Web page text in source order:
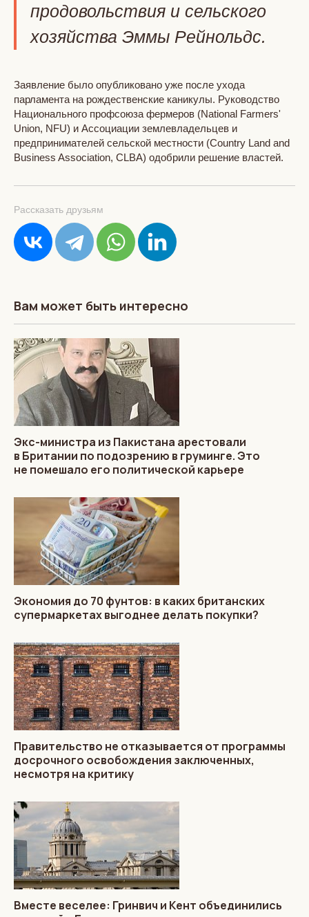
продовольствия и сельского
хозяйства Эммы Рейнольдс.
Заявление было опубликовано уже после ухода
парламента на рождественские каникулы. Руководство
Национального профсоюза фермеров (National Farmers'
Union, NFU) и Ассоциации землевладельцев и
предпринимателей сельской местности (Country Land and
Business Association, CLBA) одобрили решение властей.
Рассказать друзьям
Вам может быть интересно
Экс-министра из Пакистана арестовали
в Британии по подозрению в груминге. Это
не помешало его политической карьере
Экономия до 70 фунтов: в каких британских
супермаркетах выгоднее делать покупки?
Правительство не отказывается от программы
досрочного освобождения заключенных,
несмотря на критику
Вместе веселее: Гринвич и Кент объединились